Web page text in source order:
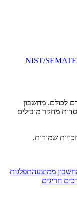
NIST/
לכולם. מחשבון
מחקר מובילים
ממוצעהתפלגות
חריגים